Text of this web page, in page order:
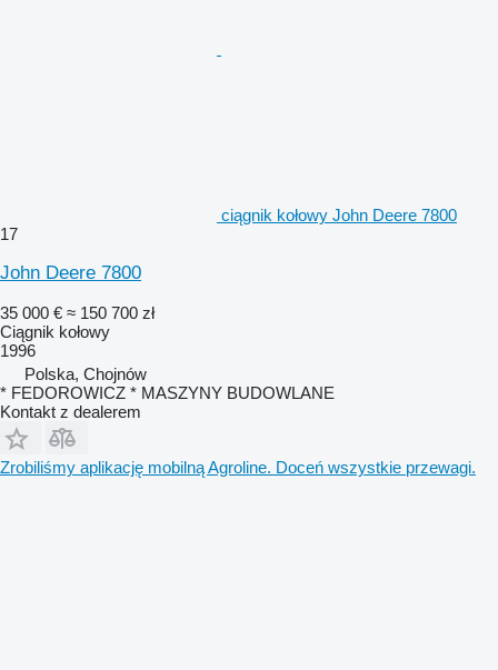
ciągnik kołowy John Deere 7800
17
John Deere 7800
35 000 € ≈ 150 700 zł
Ciągnik kołowy
1996
Polska, Chojnów
* FEDOROWICZ * MASZYNY BUDOWLANE
Kontakt z dealerem
Zrobiliśmy aplikację mobilną Agroline. Doceń wszystkie przewagi.